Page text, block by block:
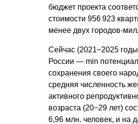
бюджет проекта
стоимости 956 923
менее двух городов-
Сейчас (2021−2025
России — min потенциал
сохранения своего
средняя численность
активного
возраста (20−29 лет)
6,96 млн. человек, и на